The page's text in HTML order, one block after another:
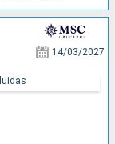
14/03/2027